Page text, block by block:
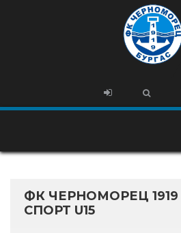
ФК ЧЕРНОМОРЕЦ 1919
СПОРТ U15